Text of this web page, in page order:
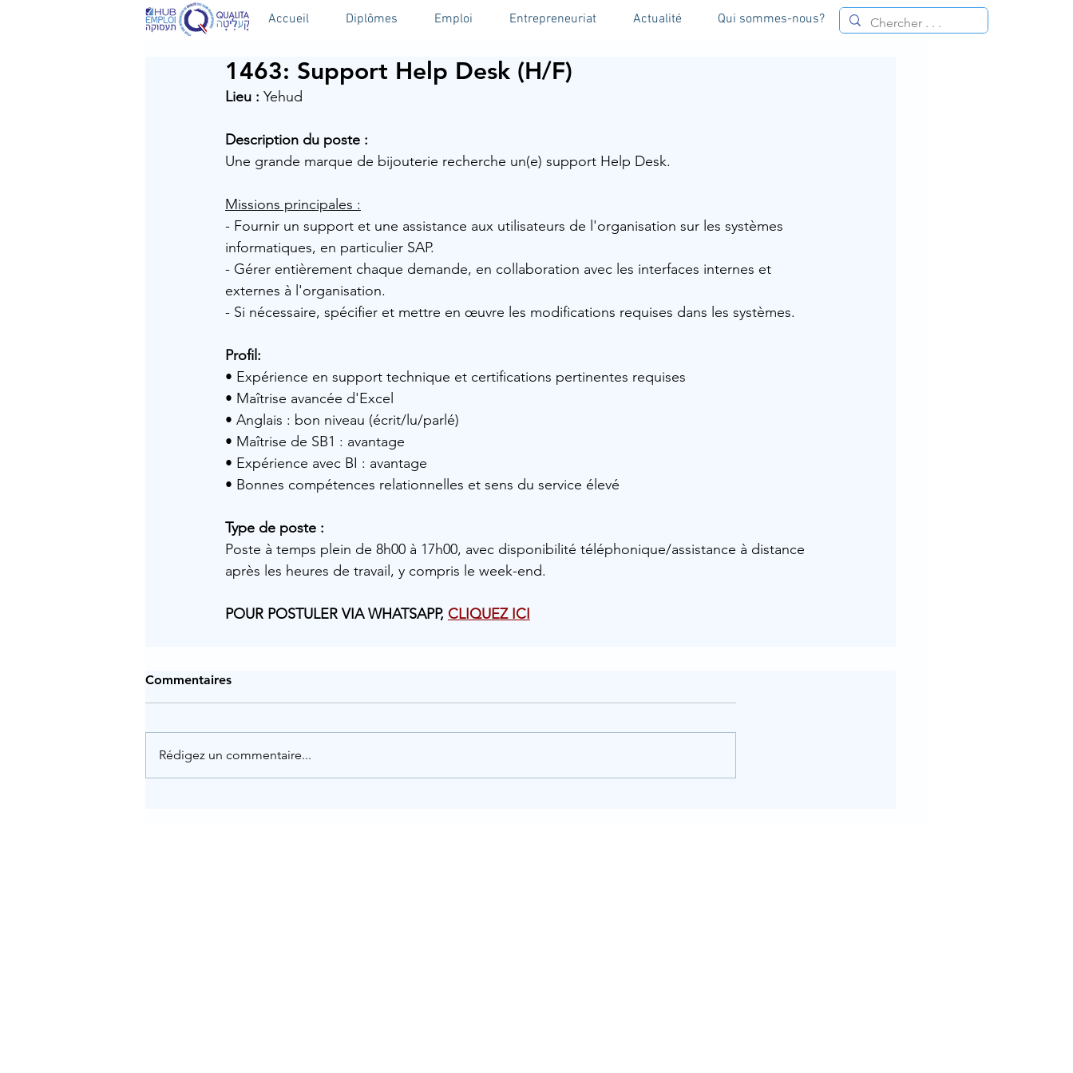
Accueil Diplômes Emploi Entrepreneuriat Actualité Qui sommes-nous?
1463: Support Help Desk (H/F)
Lieu : Yehud
Description du poste :
Une grande marque de bijouterie recherche un(e) support Help Desk.
Missions principales :
- Fournir un support et une assistance aux utilisateurs de l'organisation sur les systèmes
informatiques, en particulier SAP.
- Gérer entièrement chaque demande, en collaboration avec les interfaces internes et
externes à l'organisation.
- Si nécessaire, spécifier et mettre en œuvre les modifications requises dans les systèmes.
Profil:
• Expérience en support technique et certifications pertinentes requises
• Maîtrise avancée d'Excel
• Anglais : bon niveau (écrit/lu/parlé)
• Maîtrise de SB1 : avantage
• Expérience avec BI : avantage
• Bonnes compétences relationnelles et sens du service élevé
Type de poste :
Poste à temps plein de 8h00 à 17h00, avec disponibilité téléphonique/assistance à distance
après les heures de travail, y compris le week-end.
POUR POSTULER VIA WHATSAPP, CLIQUEZ ICI
Commentaires
Rédigez un commentaire...